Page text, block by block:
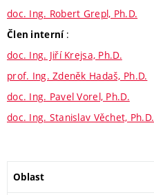
doc. Ing. Robert Grepl, Ph.D.
Člen interní :
doc. Ing. Jiří Krejsa, Ph.D.
prof. Ing. Zdeněk Hadaš, Ph.D.
doc. Ing. Pavel Vorel, Ph.D.
doc. Ing. Stanislav Věchet, Ph.D.
Oblast